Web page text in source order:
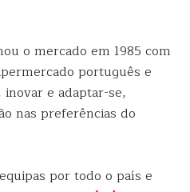
o mercado em 1985 com
português e
e adaptar-se,
nas preferências do
por todo o país e